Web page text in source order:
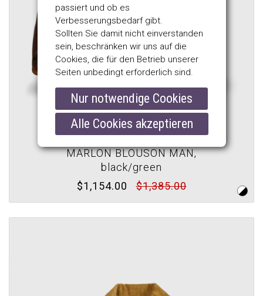
MATCHLESS
MARLON BLOUSON MAN,
black/green
$1,154.00
$1,385.00
passiert und ob es
Verbesserungsbedarf gibt.
Sollten Sie damit nicht einverstanden
sein, beschränken wir uns auf die
Cookies, die für den Betrieb unserer
Seiten unbedingt erforderlich sind.
Nur notwendige Cookies
Alle Cookies akzeptieren